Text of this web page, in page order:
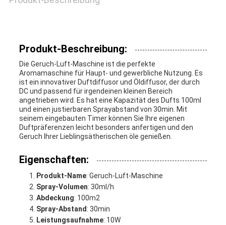
ZITAT
SHOPPING
ONLINE
SITEMAP
PRIVACY
POLICY
Produkt-Beschreibung:
Die Geruch-Luft-Maschine ist die perfekte
Aromamaschine für Haupt- und gewerbliche Nutzung. Es
ist ein innovativer Duftdiffusor und Öldiffusor, der durch
DC und passend für irgendeinen kleinen Bereich
angetrieben wird. Es hat eine Kapazität des Dufts 100ml
und einen justierbaren Sprayabstand von 30min. Mit
seinem eingebauten Timer können Sie Ihre eigenen
Duftpräferenzen leicht besonders anfertigen und den
Geruch Ihrer Lieblingsätherischen öle genießen.
Eigenschaften:
Produkt-Name: Geruch-Luft-Maschine
Spray-Volumen: 30ml/h
Abdeckung: 100m2
Spray-Abstand: 30min
Leistungsaufnahme: 10W